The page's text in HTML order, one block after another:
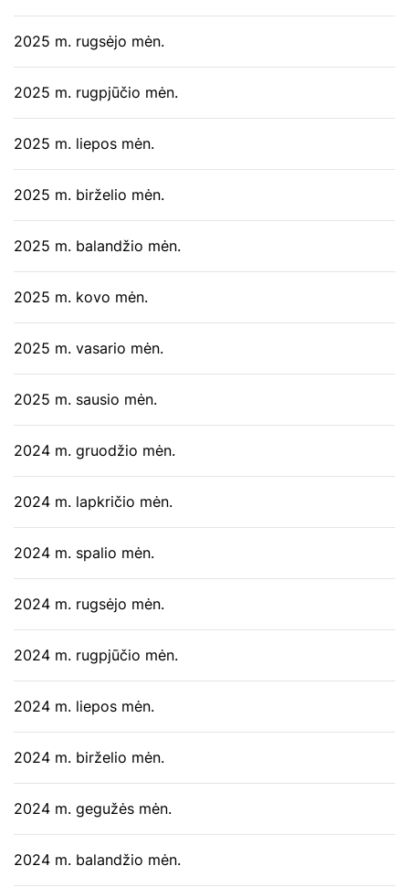
2025 m. rugsėjo mėn.
2025 m. rugpjūčio mėn.
2025 m. liepos mėn.
2025 m. birželio mėn.
2025 m. balandžio mėn.
2025 m. kovo mėn.
2025 m. vasario mėn.
2025 m. sausio mėn.
2024 m. gruodžio mėn.
2024 m. lapkričio mėn.
2024 m. spalio mėn.
2024 m. rugsėjo mėn.
2024 m. rugpjūčio mėn.
2024 m. liepos mėn.
2024 m. birželio mėn.
2024 m. gegužės mėn.
2024 m. balandžio mėn.